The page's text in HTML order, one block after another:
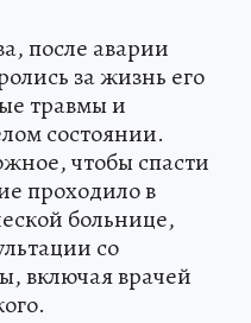
после аварии
за жизнь его
травмы и
состоянии.
чтобы спасти
проходило в
больнице,
со
включая врачей